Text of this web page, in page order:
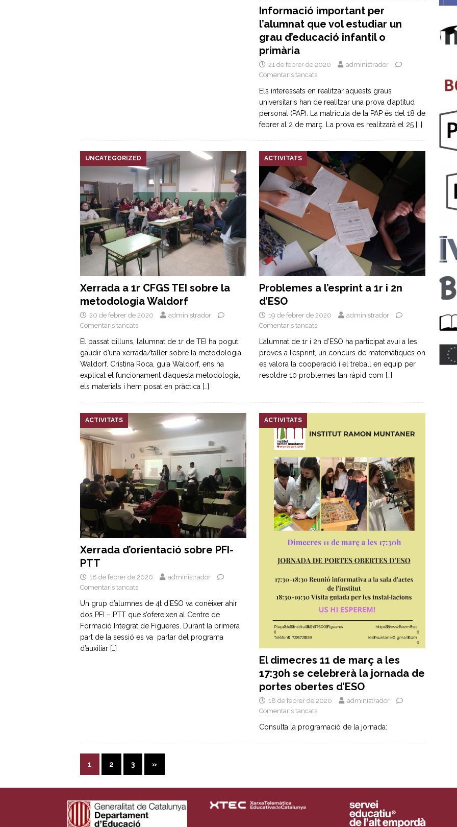
Informació important per
l’alumnat que vol estudiar un
grau d’educació infantil o
primària
21 de febrer de 2020
administrador
Comentaris tancats
Els interessats en realitzar aquests graus
universitaris han de realitzar una prova d’aptitud
personal (PAP). La matrícula de la PAP és del 18 de
febrer al 2 de març. La prova es realitzarà el 25 […]
UNCATEGORIZED
Xerrada a 1r CFGS TEI sobre la
metodologia Waldorf
20 de febrer de 2020
administrador
Comentaris tancats
El passat dilluns, l’alumnat de 1r de TEI ha pogut
gaudir d’una xerrada/taller sobre la metodologia
Waldorf. Cristina Roca, guia Waldorf, ens ha
explicat el funcionament d’aquesta metodologia,
els materials i hem posat en pràctica […]
ACTIVITATS
Problemes a l’esprint a 1r i 2n
d’ESO
19 de febrer de 2020
administrador
Comentaris tancats
L’alumnat de 1r i 2n d’ESO ha participat avui a les
proves a l’esprint, un concurs de matemàtiques on
es valora la cooperació i el treball en equip per
resoldre 10 problemes tan ràpid com […]
ACTIVITATS
Xerrada d’orientació sobre PFI-
PTT
18 de febrer de 2020
administrador
Comentaris tancats
Un grup d’alumnes de 4t d’ESO va conèixer ahir
dos PFI – PTT que s’ofereixen al Centre de
Formació Integrat de Figueres. Durant la primera
part de la sessió es va parlar del programa
d’auxiliar […]
ACTIVITATS
El dimecres 11 de març a les
17:30h se celebrerà la jornada de
portes obertes d’ESO
18 de febrer de 2020
administrador
Comentaris tancats
Consulta la programació de la jornada:
1 2 3 »